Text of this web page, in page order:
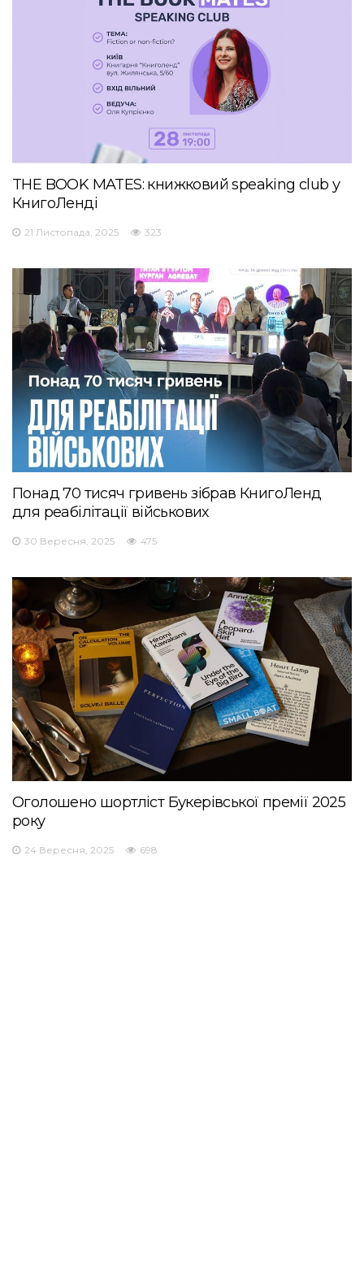
THE BOOK MATES: книжковий speaking club у
КнигоЛенді
21 Листопада, 2025 323
Понад 70 тисяч гривень зібрав КнигоЛенд
для реабілітації військових
30 Вересня, 2025 475
Оголошено шортліст Букерівської премії 2025
року
24 Вересня, 2025 698